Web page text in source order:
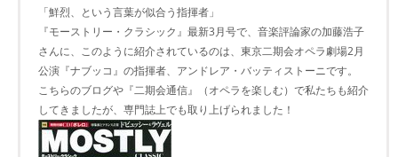
「鮮烈、という言葉が似合う指揮者」
『モーストリー・クラシック』最新3月号で、音楽評論家の加藤浩子
さんに、このように紹介されているのは、東京二期会オペラ劇場2月
公演『ナブッコ』の指揮者、アンドレア・バッティストーニです。
こちらのブログや『二期会通信』（オペラを楽しむ）で私たちも紹介
してきましたが、専門誌上でも取り上げられました！